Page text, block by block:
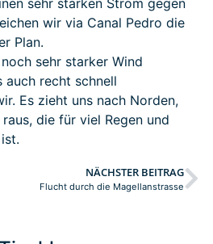
sehr starken Strom gegen
wir via Canal Pedro die
Plan.
sehr starker Wind
auch recht schnell
Es zieht uns nach Norden,
die für viel Regen und
NÄCHSTER BEITRAG
Flucht durch die Magellanstrasse